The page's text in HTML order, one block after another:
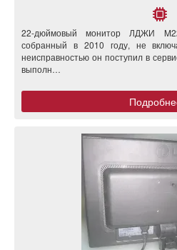
22-дюймовый монитор ЛДЖИ
собранный в 2010 году, не
неисправностью он поступил в
выполн…